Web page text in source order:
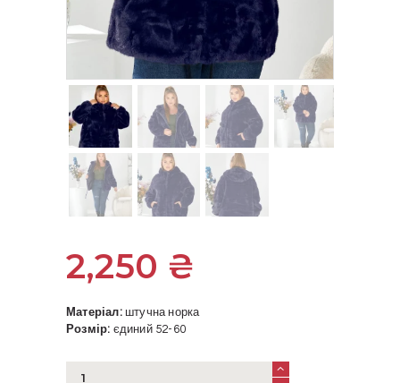
2,250 ₴
Матеріал:штучна норка
Розмір: єдиний 52-60